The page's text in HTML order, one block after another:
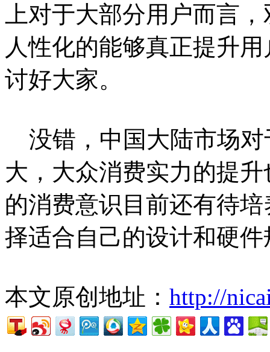
上对于大部分用户而言
人性化的能够真正提升
讨好大家。
没错，中国大陆市场
大，大众消费实力的提
的消费意识目前还有待
择适合自己的设计和硬
本文原创地址： http://